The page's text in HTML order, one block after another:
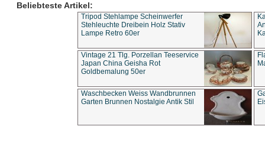
Beliebteste Artikel:
Tripod Stehlampe Scheinwerfer
Stehleuchte Dreibein Holz Stativ
Lampe Retro 60er
Vintage 21 Tlg. Porzellan Teeservice
Japan China Geisha Rot
Goldbemalung 50er
Waschbecken Weiss Wandbrunnen
Garten Brunnen Nostalgie Antik Stil